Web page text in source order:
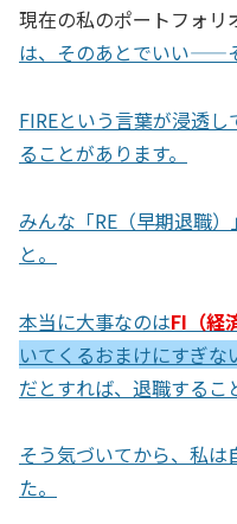
現在の私のポートフォリ
は、そのあとでいい——
FIREという言葉が浸透
ることがあります。
みんな「RE（早期退職
と。
本当に大事なのはFI（経
いてくるおまけにすぎな
だとすれば、退職するこ
そう気づいてから、私は
た。